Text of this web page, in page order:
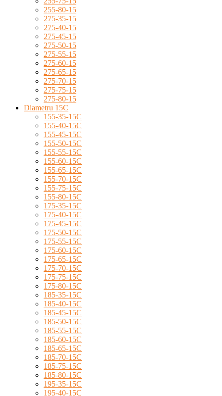
255-80-15
275-35-15
275-40-15
275-45-15
275-50-15
275-55-15
275-60-15
275-65-15
275-70-15
275-75-15
275-80-15
Diametru 15C
155-35-15C
155-40-15C
155-45-15C
155-50-15C
155-55-15C
155-60-15C
155-65-15C
155-70-15C
155-75-15C
155-80-15C
175-35-15C
175-40-15C
175-45-15C
175-50-15C
175-55-15C
175-60-15C
175-65-15C
175-70-15C
175-75-15C
175-80-15C
185-35-15C
185-40-15C
185-45-15C
185-50-15C
185-55-15C
185-60-15C
185-65-15C
185-70-15C
185-75-15C
185-80-15C
195-35-15C
195-40-15C